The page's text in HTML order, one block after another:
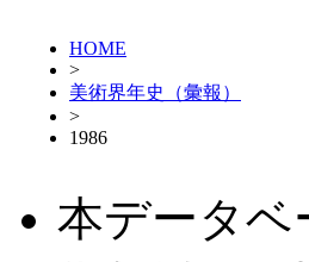
HOME
>
美術界年史（彙報）
>
1986
本データベ